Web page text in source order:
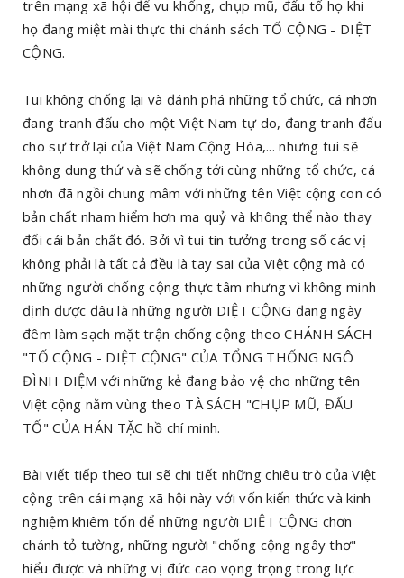
trên mạng xã hội để vu khống, chụp mũ, đấu tố họ khi
họ đang miệt mài thực thi chánh sách TỐ CỘNG - DIỆT
CỘNG.
Tui không chống lại và đánh phá những tổ chức, cá nhơn
đang tranh đấu cho một Việt Nam tự do, đang tranh đấu
cho sự trở lại của Việt Nam Cộng Hòa,... nhưng tui sẽ
không dung thứ và sẽ chống tới cùng những tổ chức, cá
nhơn đã ngồi chung mâm với những tên Việt cộng con có
bản chất nham hiểm hơn ma quỷ và không thể nào thay
đổi cái bản chất đó. Bởi vì tui tin tưởng trong số các vị
không phải là tất cả đều là tay sai của Việt cộng mà có
những người chống cộng thực tâm nhưng vì không minh
định được đâu là những người DIỆT CỘNG đang ngày
đêm làm sạch mặt trận chống cộng theo CHÁNH SÁCH
"TỐ CỘNG - DIỆT CỘNG" CỦA TỔNG THỐNG NGÔ
ĐÌNH DIỆM với những kẻ đang bảo vệ cho những tên
Việt cộng nằm vùng theo TÀ SÁCH "CHỤP MŨ, ĐẤU
TỐ" CỦA HÁN TẶC hồ chí minh.
Bài viết tiếp theo tui sẽ chi tiết những chiêu trò của Việt
cộng trên cái mạng xã hội này với vốn kiến thức và kinh
nghiệm khiêm tốn để những người DIỆT CỘNG chơn
chánh tỏ tường, những người "chống cộng ngây thơ"
hiểu được và những vị đức cao vọng trọng trong lực